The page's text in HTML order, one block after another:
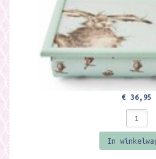
€ 36,95
In